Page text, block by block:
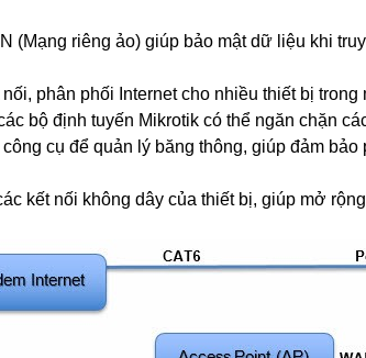
(Mạng riêng ảo) giúp bảo mật dữ liệu khi
phân phối Internet cho nhiều thiết bị
bộ định tuyến Mikrotik có thể ngăn chặn
cụ để quản lý băng thông, giúp đảm
kết nối không dây của thiết bị, giúp mở